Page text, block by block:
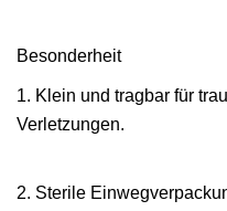
Besonderheit
1. Klein und tragbar für
Verletzungen.
2. Sterile